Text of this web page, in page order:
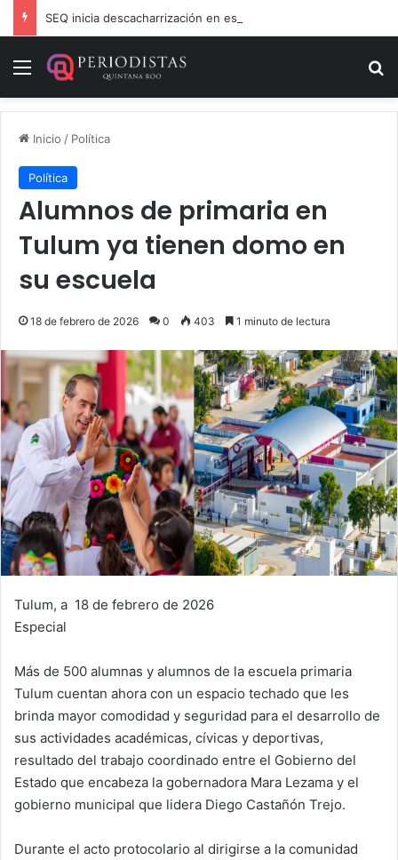
Menú
Inicio / Política
Política
Alumnos de primaria en
Tulum ya tienen domo en
su escuela
18 de febrero de 2026 0 403 1 minuto de lectura
Tulum, a 18 de febrero de 2026
Especial
Más de 500 alumnas y alumnos de la escuela primaria
Tulum cuentan ahora con un espacio techado que les
brinda mayor comodidad y seguridad para el desarrollo de
sus actividades académicas, cívicas y deportivas,
resultado del trabajo coordinado entre el Gobierno del
Estado que encabeza la gobernadora Mara Lezama y el
gobierno municipal que lidera Diego Castañón Trejo.
Durante el acto protocolario al dirigirse a la comunidad